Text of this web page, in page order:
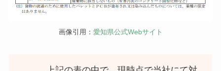
画像引用： 愛知県公式Webサイト